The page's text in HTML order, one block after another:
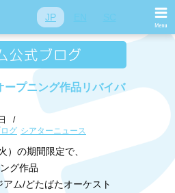
JP
ープニング作品リバイバ
/
グ シアターニュース
）の期間限定で、
グ作品
アム/どたばたオーケスト